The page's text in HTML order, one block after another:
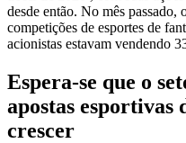
desde então. No mês passado,
competições de esportes de
acionistas estavam vendendo
Espera-se que o
apostas esportivas
crescer